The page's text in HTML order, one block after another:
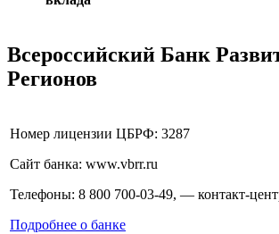
Всероссийский Банк
Регионов
Номер лицензии ЦБРФ: 3287
Сайт банка: www.vbrr.ru
Телефоны: 8 800 700-03-49, — контакт-
Подробнее о банке